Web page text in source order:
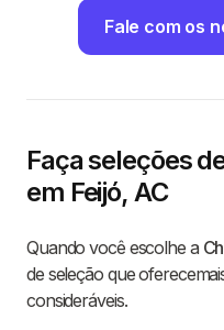
Fale com os
Faça seleções
em Feijó, AC
Quando você escolhe a
de seleção que
consideráveis.